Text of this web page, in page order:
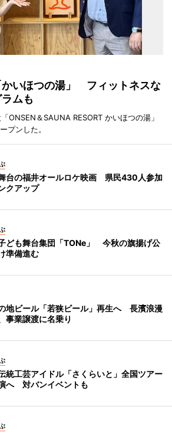
かいほつの湯」 フィットネスな
ムも
ONSEN＆SAUNA RESORT かいほつの湯」
プンした。
台の福井オールロケ映画 県民430人参加
クアップ
ども舞台集団「TONe」 今秋の旗揚げ公
準備進む
地ビール「若狭ビール」再生へ 長濱浪漫
事業譲渡に名乗り
統工芸アイドル「さくらいと」全国ツアー
へ 対バンイベントも